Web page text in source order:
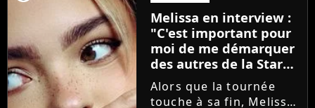
des raisons politiques.
Leur...
Melissa en interview :
"C'est important pour
moi de me démarquer
des autres de la Star
Academy"
Alors que la tournée
touche à sa fin, Melissa